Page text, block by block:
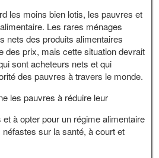
les moins bien lotis, les pauvres et
Les rares ménages
nets des produits alimentaires
des prix, mais cette situation devrait
sont acheteurs nets et qui
des pauvres à travers le monde.
les pauvres à réduire leur
à opter pour un régime alimentaire
sur la santé, à court et